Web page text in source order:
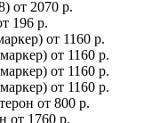
от 2070 р.
196 р.
от 1160 р.
от 1160 р.
от 1160 р.
от 1160 р.
от 800 р.
от 1760 р.